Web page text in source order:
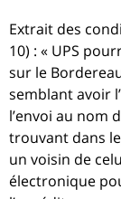
Extrait des
10) : « UPS
sur le
semblant avoir
l’envoi au nom
trouvant dans
un voisin de
électronique